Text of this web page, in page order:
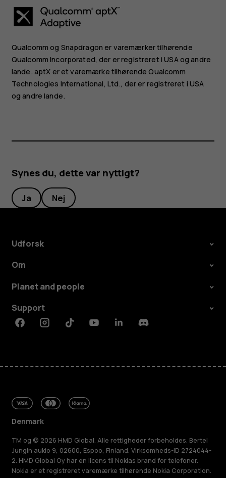
Qualcomm og Snapdragon er varemærker tilhørende
Qualcomm Incorporated, der er registreret i USA og andre
lande. aptX er et varemærke tilhørende Qualcomm
Technologies International, Ltd., der er registreret i USA
og andre lande.
Synes du, dette var nyttigt?
Ja Nej
Udforsk
Om
Planet and people
Support
FacebookInstagramTiktokYoutubeLinkedinDiscord
Denmark
TM og © 2026 HMD Global. Alle rettigheder forbeholdes. Bertel
Jungin aukio 9, 02600, Espoo, Finland. Virksomheds-ID 2724044-
2. HMD Global Oy har en licens til Nokias brand for telefoner.
Nokia er et registreret varemærke tilhørende Nokia Corporation.